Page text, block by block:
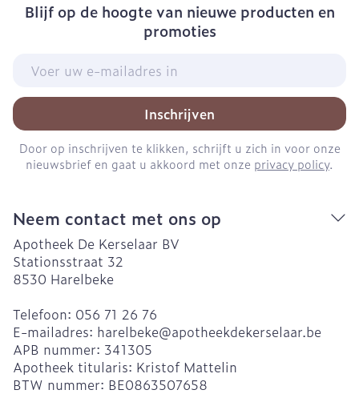
Blijf op de hoogte van nieuwe producten en
promoties
Inschrijven
Door op inschrijven te klikken, schrijft u zich in voor onze
nieuwsbrief en gaat u akkoord met onze privacy policy.
Neem contact met ons op
Apotheek De Kerselaar BV
Stationsstraat 32
8530 Harelbeke
Telefoon: 056 71 26 76
E-mailadres: harelbeke@apotheekdekerselaar.be
APB nummer: 341305
Apotheek titularis: Kristof Mattelin
BTW nummer: BE0863507658